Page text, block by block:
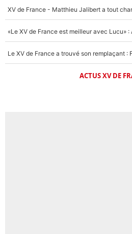
ACTUS XV DE